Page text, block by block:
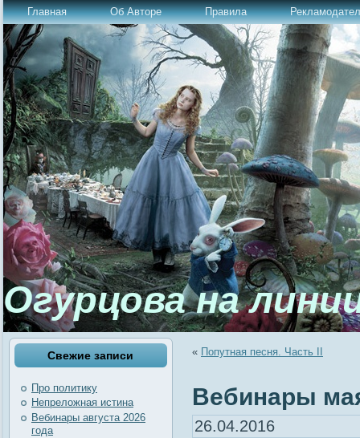
Главная Об Авторе Правила
Огурцова на
Свежие записи
Про политику
Непреложная истина
Вебинары августа 2026
года
« Попутная песня. Часть II
Вебинары
26.04.2016